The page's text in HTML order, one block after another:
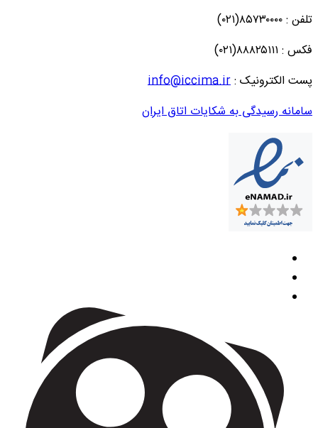
تلفن : ۸۵۷۳۰۰۰۰(۰۲۱)
فکس : ۸۸۸۲۵۱۱۱(۰۲۱)
پست الکترونیک :info@iccima.ir
سامانه رسیدگی به شکایات اتاق ایران